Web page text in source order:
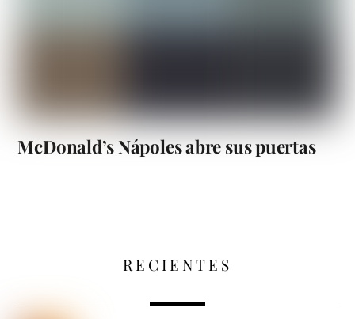
McDonald’s Nápoles abre sus puertas
RECIENTES